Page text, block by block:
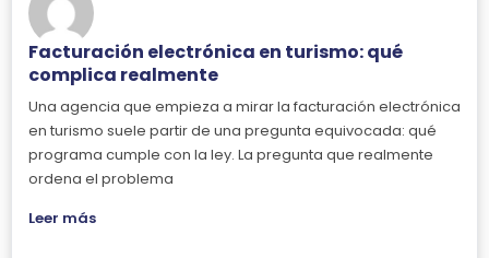
Facturación electrónica en turismo: qué
complica realmente
Una agencia que empieza a mirar la facturación electrónica
en turismo suele partir de una pregunta equivocada: qué
programa cumple con la ley. La pregunta que realmente
ordena el problema
Leer más